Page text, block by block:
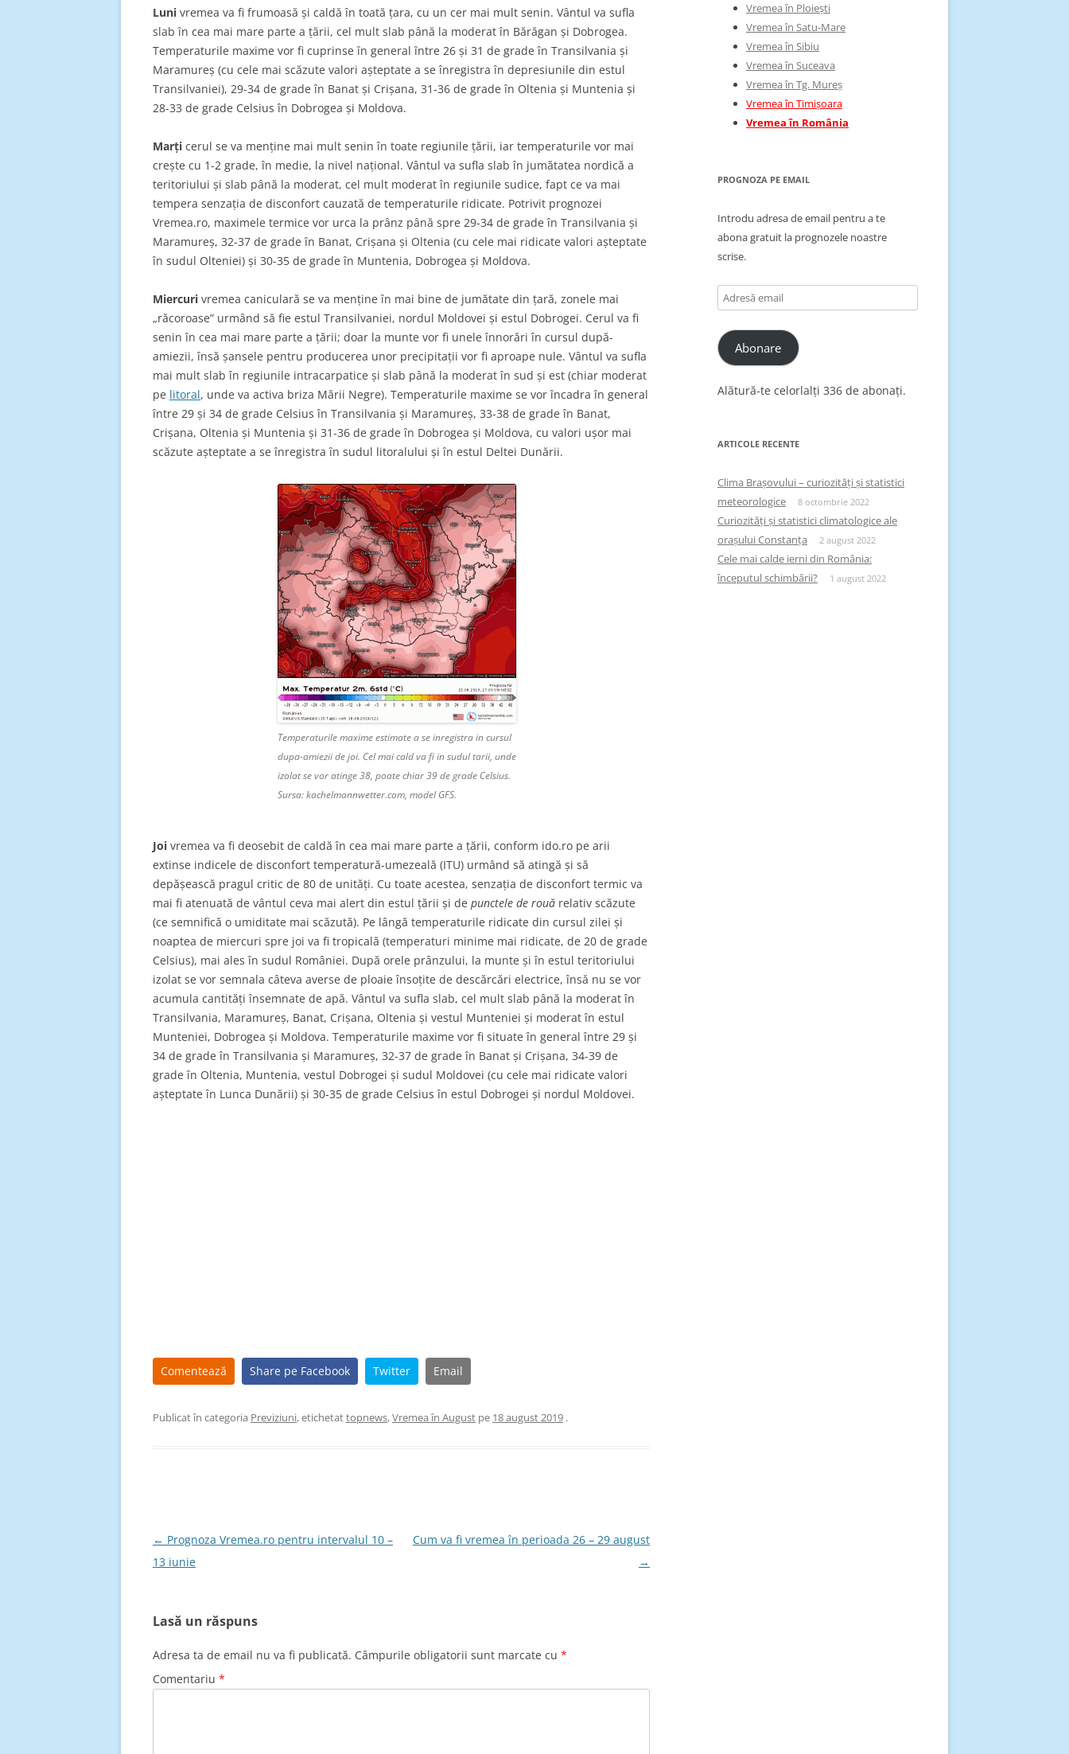
Luni vremea va fi frumoasă și caldă în toată țara, cu un cer mai mult senin. Vântul va sufla
slab în cea mai mare parte a țării, cel mult slab până la moderat în Bărăgan și Dobrogea.
Temperaturile maxime vor fi cuprinse în general între 26 și 31 de grade în Transilvania și
Maramureș (cu cele mai scăzute valori așteptate a se înregistra în depresiunile din estul
Transilvaniei), 29-34 de grade în Banat și Crișana, 31-36 de grade în Oltenia și Muntenia și
28-33 de grade Celsius în Dobrogea și Moldova.
Marți cerul se va menține mai mult senin în toate regiunile țării, iar temperaturile vor mai
crește cu 1-2 grade, în medie, la nivel național. Vântul va sufla slab în jumătatea nordică a
teritoriului și slab până la moderat, cel mult moderat în regiunile sudice, fapt ce va mai
tempera senzația de disconfort cauzată de temperaturile ridicate. Potrivit prognozei
Vremea.ro, maximele termice vor urca la prânz până spre 29-34 de grade în Transilvania și
Maramureș, 32-37 de grade în Banat, Crișana și Oltenia (cu cele mai ridicate valori așteptate
în sudul Olteniei) și 30-35 de grade în Muntenia, Dobrogea și Moldova.
Miercuri vremea caniculară se va menține în mai bine de jumătate din țară, zonele mai
„răcoroase” urmând să fie estul Transilvaniei, nordul Moldovei și estul Dobrogei. Cerul va fi
senin în cea mai mare parte a țării; doar la munte vor fi unele înnorări în cursul după-
amiezii, însă șansele pentru producerea unor precipitații vor fi aproape nule. Vântul va sufla
mai mult slab în regiunile intracarpatice și slab până la moderat în sud și est (chiar moderat
pe litoral, unde va activa briza Mării Negre). Temperaturile maxime se vor încadra în general
între 29 și 34 de grade Celsius în Transilvania și Maramureș, 33-38 de grade în Banat,
Crișana, Oltenia și Muntenia și 31-36 de grade în Dobrogea și Moldova, cu valori ușor mai
scăzute așteptate a se înregistra în sudul litoralului și în estul Deltei Dunării.
Temperaturile maxime estimate a se inregistra in cursul
dupa-amiezii de joi. Cel mai cald va fi in sudul tarii, unde
izolat se vor atinge 38, poate chiar 39 de grade Celsius.
Sursa: kachelmannwetter.com, model GFS.
Joi vremea va fi deosebit de caldă în cea mai mare parte a țării, conform ido.ro pe arii
extinse indicele de disconfort temperatură-umezeală (ITU) urmând să atingă și să
depășească pragul critic de 80 de unități. Cu toate acestea, senzația de disconfort termic va
mai fi atenuată de vântul ceva mai alert din estul țării și de punctele de rouă relativ scăzute
(ce semnifică o umiditate mai scăzută). Pe lângă temperaturile ridicate din cursul zilei și
noaptea de miercuri spre joi va fi tropicală (temperaturi minime mai ridicate, de 20 de grade
Celsius), mai ales în sudul României. După orele prânzului, la munte și în estul teritoriului
izolat se vor semnala câteva averse de ploaie însoțite de descărcări electrice, însă nu se vor
acumula cantități însemnate de apă. Vântul va sufla slab, cel mult slab până la moderat în
Transilvania, Maramureș, Banat, Crișana, Oltenia și vestul Munteniei și moderat în estul
Munteniei, Dobrogea și Moldova. Temperaturile maxime vor fi situate în general între 29 și
34 de grade în Transilvania și Maramureș, 32-37 de grade în Banat și Crișana, 34-39 de
grade în Oltenia, Muntenia, vestul Dobrogei și sudul Moldovei (cu cele mai ridicate valori
așteptate în Lunca Dunării) și 30-35 de grade Celsius în estul Dobrogei și nordul Moldovei.
Comentează Share pe Facebook Twitter Email
Publicat în categoria Previziuni, etichetattopnews,Vremea în August pe 18 august 2019 .
Navigare
în
← Prognoza Vremea.ro pentru intervalul 10 –
13 iunie
Cum va fi vremea în perioada 26 – 29 august
→
Lasă un răspuns
Adresa ta de email nu va fi publicată. Câmpurile obligatorii sunt marcate cu *
Comentariu *
Vremea în Ploiești
Vremea în Satu-Mare
Vremea în Sibiu
Vremea în Suceava
Vremea în Tg. Mureș
Vremea în Timișoara
Vremea în România
PROGNOZA PE EMAIL
Introdu adresa de email pentru a te
abona gratuit la prognozele noastre
scrise.
Adresă
email
Abonare
Alătură-te celorlalți 336 de abonați.
ARTICOLE RECENTE
Clima Brașovului – curiozități și statistici
meteorologice
8 octombrie 2022
Curiozități și statistici climatologice ale
orașului Constanța
2 august 2022
Cele mai calde ierni din România:
începutul schimbării?
1 august 2022